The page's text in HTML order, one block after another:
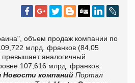
объем продаж компании по
млрд. франков (84,05
аналогичный
107,616 млрд. франков.
Новости компаний Портал